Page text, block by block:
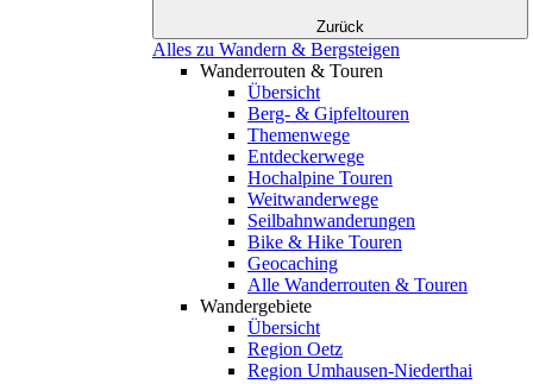
Zurück
Alles zu Wandern & Bergsteigen
Wanderrouten & Touren
Übersicht
Berg- & Gipfeltouren
Themenwege
Entdeckerwege
Hochalpine Touren
Weitwanderwege
Seilbahnwanderungen
Bike & Hike Touren
Geocaching
Alle Wanderrouten & Touren
Wandergebiete
Übersicht
Region Oetz
Region Umhausen-Niederthai